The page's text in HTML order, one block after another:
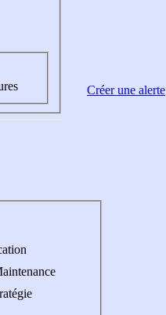
Créer une alerte